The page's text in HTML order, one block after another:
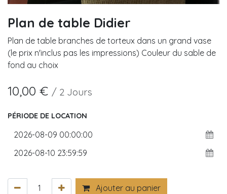
Plan de table Didier
Plan de table branches de torteux dans un grand vase
(le prix n'inclus pas les impressions) Couleur du sable de
fond au choix
10,00 € / 2 Jours
PÉRIODE DE LOCATION
Ajouter au panier